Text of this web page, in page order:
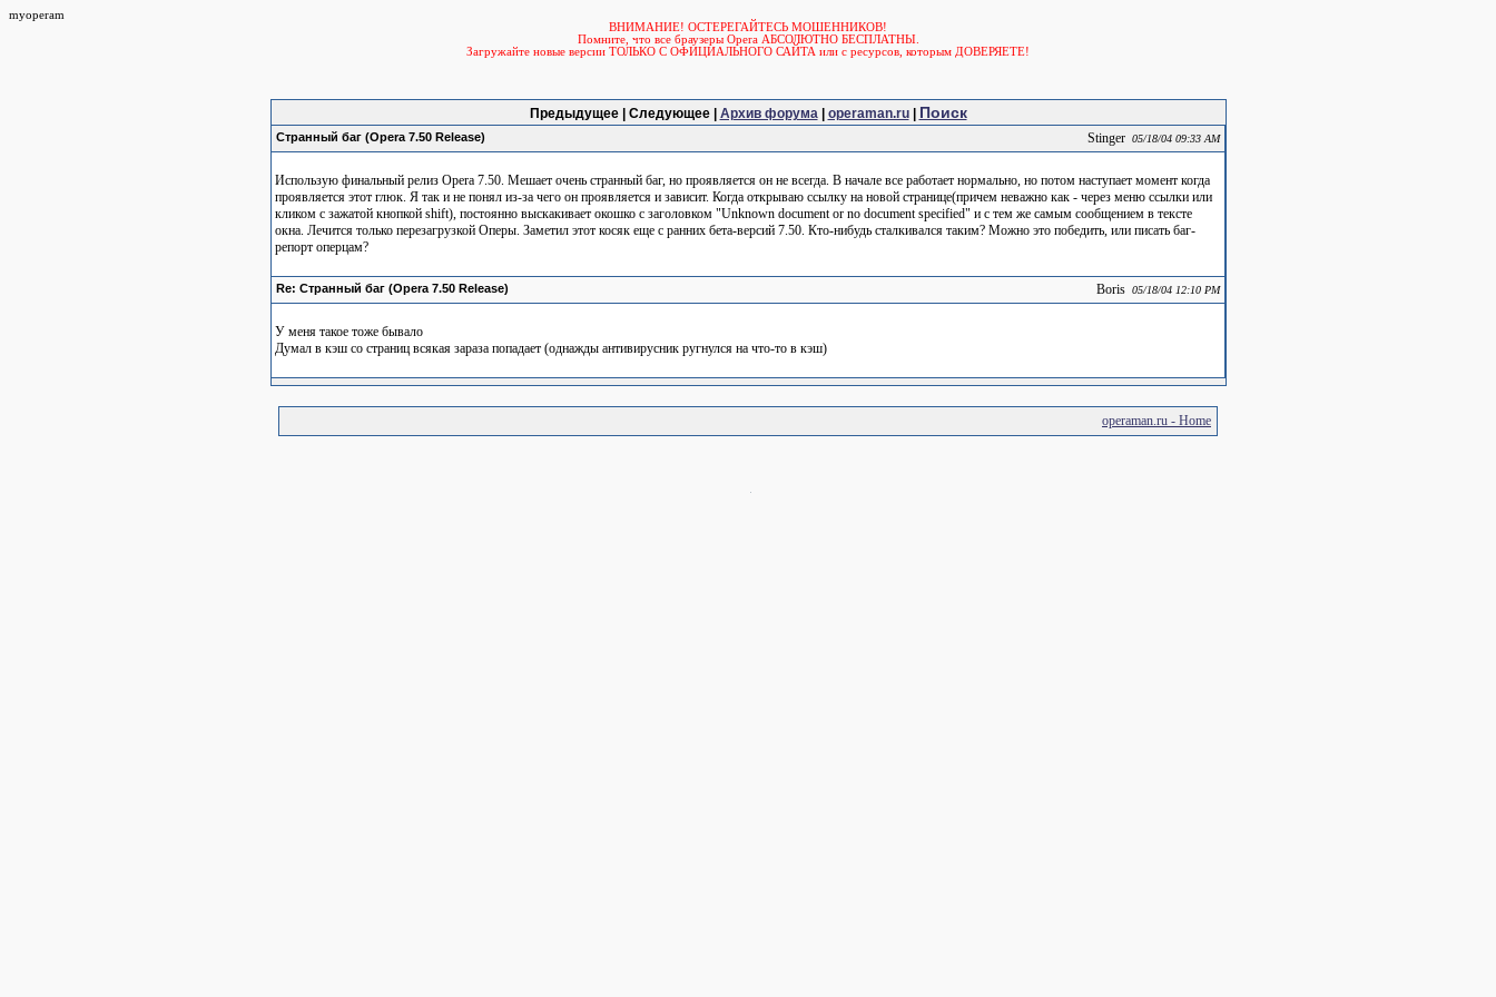
myoperam
ВНИМАНИЕ! ОСТЕРЕГАЙТЕСЬ МОШЕННИКОВ!
Помните, что все браузеры Opera АБСОЛЮТНО БЕСПЛАТНЫ.
Загружайте новые версии ТОЛЬКО С ОФИЦИАЛЬНОГО САЙТА или с ресурсов, которым ДОВЕРЯЕТЕ!
Предыдущее | Следующее | Архив форума| operaman.ru| Поиск
Странный баг (Opera 7.50 Release) Stinger 05/18/04 09:33 AM
Использую финальный релиз Opera 7.50. Мешает очень странный баг, но проявляется он не всегда. В начале все работает нормально, но потом наступает момент когда
проявляется этот глюк. Я так и не понял из-за чего он проявляется и зависит. Когда открываю ссылку на новой странице(причем неважно как - через меню ссылки или
кликом с зажатой кнопкой shift), постоянно выскакивает окошко с заголовком "Unknown document or no document specified" и с тем же самым сообщением в тексте
окна. Лечится только перезагрузкой Оперы. Заметил этот косяк еще с ранних бета-версий 7.50. Кто-нибудь сталкивался таким? Можно это победить, или писать баг-
репорт оперцам?
Re: Странный баг (Opera 7.50 Release) Boris 05/18/04 12:10 PM
У меня такое тоже бывало
Думал в кэш со страниц всякая зараза попадает (однажды антивирусник ругнулся на что-то в кэш)
operaman.ru - Home